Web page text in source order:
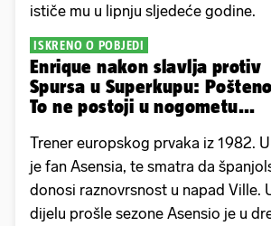
ističe mu u lipnju sljedeće godine.
ISKRENO O POBJEDI
Enrique nakon slavlja protiv
Spursa u Superkupu:
To ne postoji u nogometu...
Trener europskog prvaka iz 1982.
je fan Asensia, te smatra da
donosi raznovrsnost u napad Ville.
dijelu prošle sezone Asensio je u